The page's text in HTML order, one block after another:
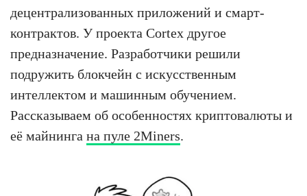
децентрализованных приложений и смарт-
контрактов. У проекта Cortex другое
предназначение. Разработчики решили
подружить блокчейн с искусственным
интеллектом и машинным обучением.
Рассказываем об особенностях криптовалюты и
её майнинга на пуле 2Miners.